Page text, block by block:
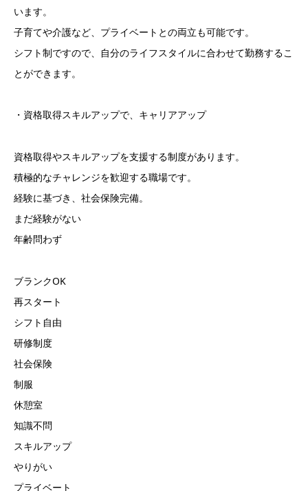
います。
子育てや介護など、プライベートとの両立も可能です。
シフト制ですので、自分のライフスタイルに合わせて勤務するこ
とができます。
・資格取得スキルアップで、キャリアアップ
資格取得やスキルアップを支援する制度があります。
積極的なチャレンジを歓迎する職場です。
経験に基づき、社会保険完備。
まだ経験がない
年齢問わず
ブランクOK
再スタート
シフト自由
研修制度
社会保険
制服
休憩室
知識不問
スキルアップ
やりがい
プライベート